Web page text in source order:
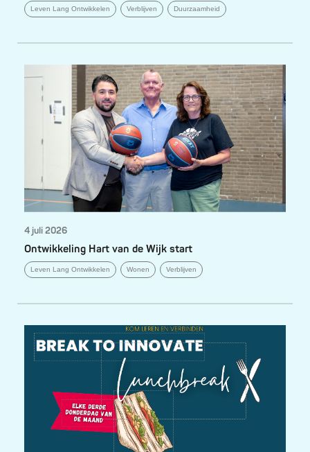
Leven Lang Ontwikkelen Verblijven Duurzaamheid
4 juli 2026
Ontwikkeling Hart van de Wijk start
Leven Lang Ontwikkelen Wonen Verblijven